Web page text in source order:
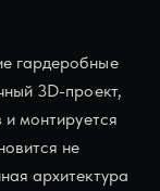
гардеробные
3D-проект,
и монтируется
не
архитектура